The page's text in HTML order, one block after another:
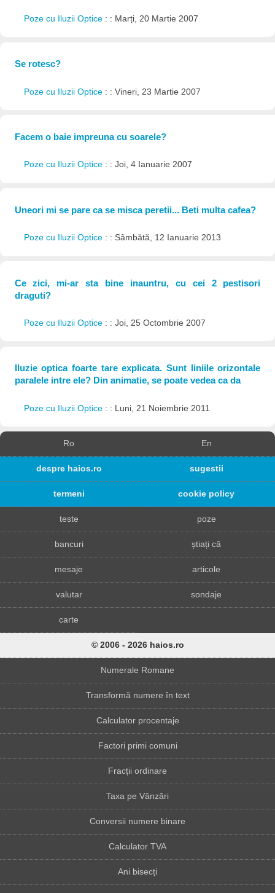
Poze cu Iluzii Optice : : Marți, 20 Martie 2007
Se rotesc?
Poze cu Iluzii Optice : : Vineri, 23 Martie 2007
Facem o baie impreuna cu soarele?
Poze cu Iluzii Optice : : Joi, 4 Ianuarie 2007
Uneori mi se pare ca se misca peretii... Beti multa cafea?
Poze cu Iluzii Optice : : Sâmbătă, 12 Ianuarie 2013
Ce zici, mi-ar sta bine inauntru, cu cei 2 pestisori
draguti?
Poze cu Iluzii Optice : : Joi, 25 Octombrie 2007
Iluzie optica foarte tare explicata. Sunt liniile orizontale
paralele intre ele? Din animatie, se poate vedea ca da
Poze cu Iluzii Optice : : Luni, 21 Noiembrie 2011
Ro En
despre haios.ro sugestii
termeni cookie policy
teste poze
bancuri știați că
mesaje articole
valutar sondaje
carte
© 2006 - 2026 haios.ro
Numerale Romane
Transformă numere în text
Calculator procentaje
Factori primi comuni
Fracții ordinare
Taxa pe Vânzări
Conversii numere binare
Calculator TVA
Ani bisecți